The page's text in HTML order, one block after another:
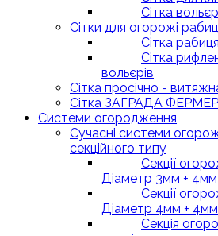
Сітка
Сітки для огорожі
Сітка рабиця
Сітка
вольєрів
Сітка просічно -
Сітка ЗАГРАДА
Системи огородження
Сучасні системи
секційного типу
Секції
Діаметр 3мм + 4мм
Секції
Діаметр 4мм + 4мм
Секція